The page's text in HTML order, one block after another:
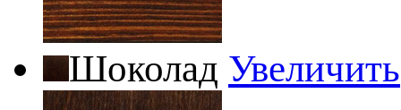
Шоколад Увеличить